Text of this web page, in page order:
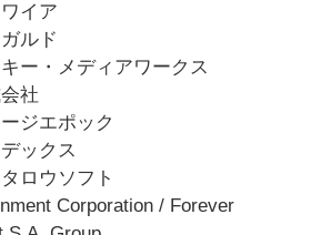
イア
ルド
ー・メディアワークス
社
ジエポック
ックス
ロウソフト
Corporation / Forever